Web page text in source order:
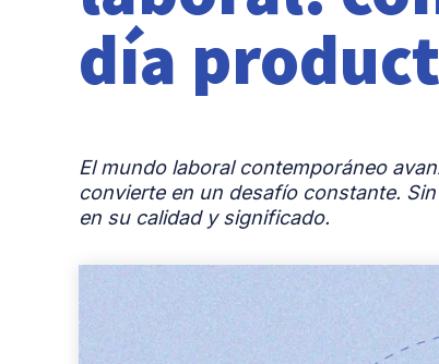
día
El mundo laboral contemporáneo
convierte en un desafío constante.
en su calidad y significado.